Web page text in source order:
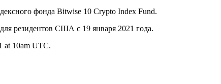
фонда Bitwise 10 Crypto Index Fund.
резидентов США с 19 января 2021 года.
at 10am UTC.